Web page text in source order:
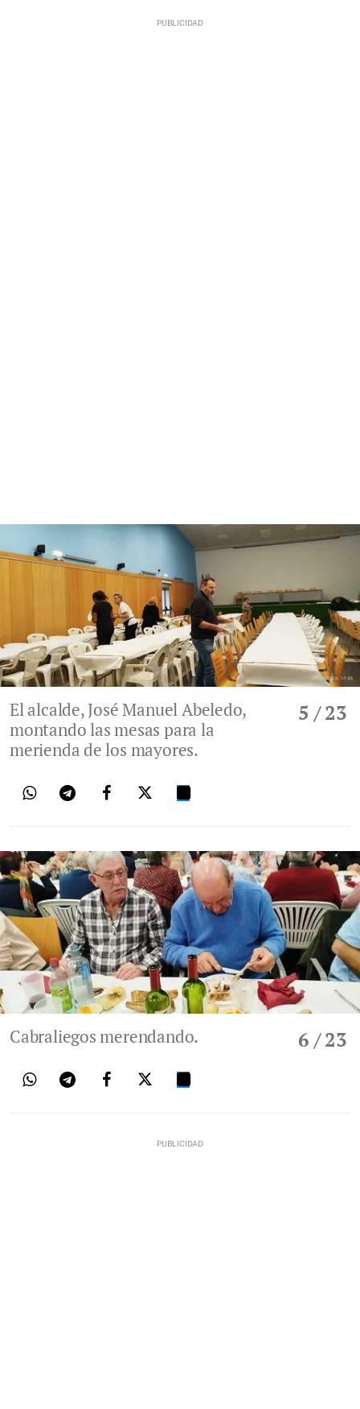
5 / 23
El alcalde, José Manuel Abeledo,
montando las mesas para la
merienda de los mayores.
6 / 23
Cabraliegos merendando.